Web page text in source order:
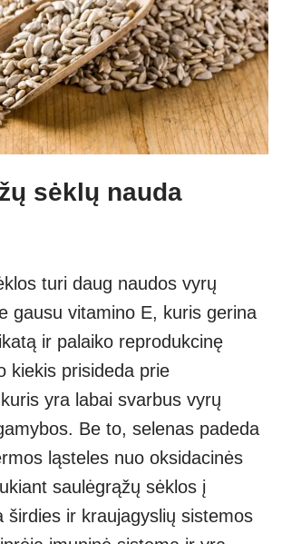
sėklų nauda
turi daug naudos vyrų
gausu vitamino E, kuris gerina
ir palaiko reprodukcinę
kiekis prisideda prie
yra labai svarbus vyrų
Be to, selenas padeda
ląsteles nuo oksidacinės
saulėgrąžų sėklos į
širdies ir kraujagyslių sistemos